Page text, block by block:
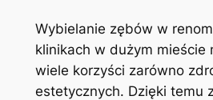
Wybielanie zębów w
klinikach w dużym mieście
wiele korzyści zarówno
estetycznych. Dzięki temu